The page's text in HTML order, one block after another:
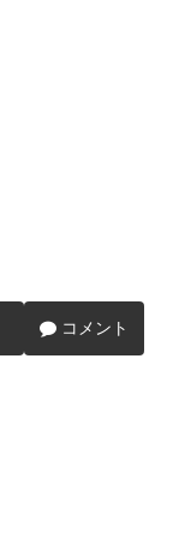
コメント